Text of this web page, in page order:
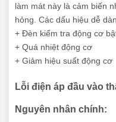
làm mát này là cảm biến
hỏng. Các dấu hiệu dễ
+ Đèn kiểm tra động cơ
+ Quá nhiệt động cơ
+ Giảm hiệu suất động cơ
Lỗi điện áp đầu vào
Nguyên nhân chính: